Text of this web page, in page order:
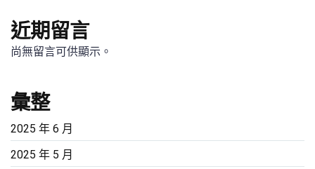
近期留言
尚無留言可供顯示。
彙整
2025 年 6 月
2025 年 5 月